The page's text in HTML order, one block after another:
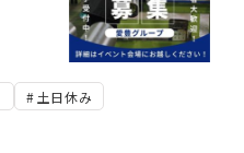
土日休み